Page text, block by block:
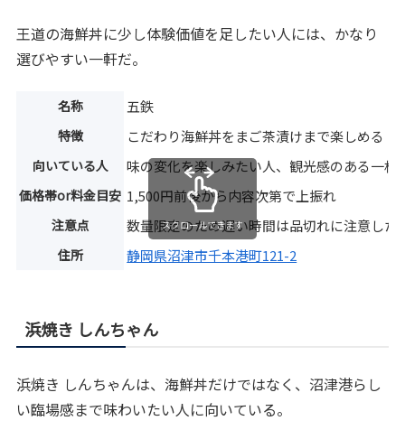
王道の海鮮丼に少し体験価値を足したい人には、かなり
選びやすい一軒だ。
名称 五鉄
特徴 こだわり海鮮丼をまご茶漬けまで楽しめる
向いている人 味の変化を楽しみたい人、観光感のある一杯
価格帯or料金目安 1,500円前後から内容次第で上振れ
注意点 数量限定のため遅い時間は品切れに注意した
住所 静岡県沼津市千本港町121-2
スクロールできます
浜焼き しんちゃん
浜焼き しんちゃんは、海鮮丼だけではなく、沼津港らし
い臨場感まで味わいたい人に向いている。